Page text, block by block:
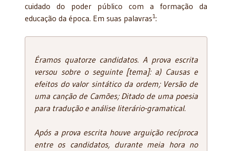
cuidado do poder público com a formação da
educação da época. Em suas palavras1:
Éramos quatorze candidatos. A prova escrita
versou sobre o seguinte [tema]: a) Causas e
efeitos do valor sintático da ordem; Versão de
uma canção de Camões; Ditado de uma poesia
para tradução e análise literário-gramatical.
Após a prova escrita houve arguição recíproca
entre os candidatos, durante meia hora no